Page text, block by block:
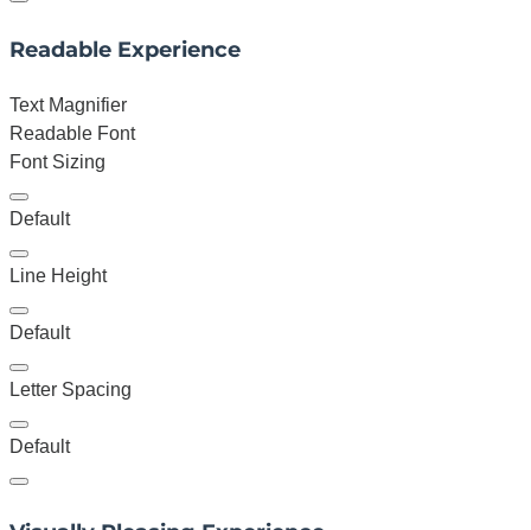
Readable Experience
Text Magnifier
Readable Font
Font Sizing
Default
Line Height
Default
Letter Spacing
Default